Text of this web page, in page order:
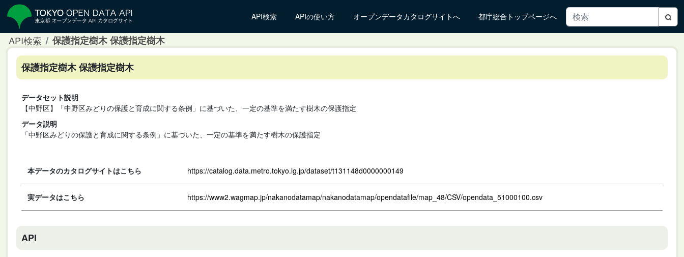
API検索 APIの使い方 オープンデータカタログサイトへ 都庁総合トップページへ
API検索 保護指定樹木 保護指定樹木
保護指定樹木 保護指定樹木
データセット説明
【中野区】「中野区みどりの保護と育成に関する条例」に基づいた、一定の基準を満たす樹木の保護指定
データ説明
「中野区みどりの保護と育成に関する条例」に基づいた、一定の基準を満たす樹木の保護指定
本データのカタログサイトはこちら https://catalog.data.metro.tokyo.lg.jp/dataset/t131148d0000000149
実データはこちら https://www2.wagmap.jp/nakanodatamap/nakanodatamap/opendatafile/map_48/CSV/opendata_51000100.csv
API